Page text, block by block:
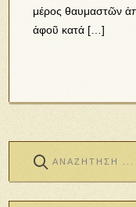
μέρος θαυμαστῶν
ἀφοῦ κατά […]